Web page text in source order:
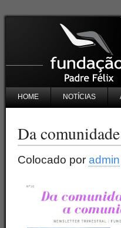
HOME NOTÍCIAS
Da
Colocado por admin